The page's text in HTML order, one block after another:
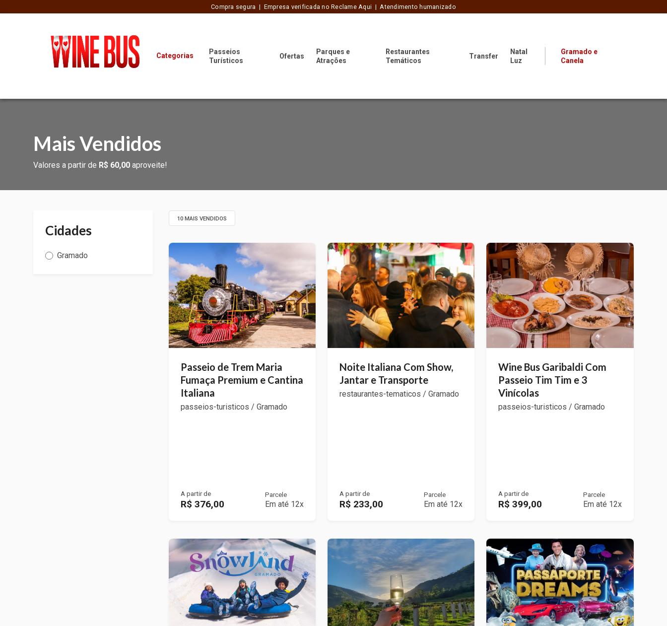
Compra segura | Empresa verificada no Reclame Aqui | Atendimento humanizado
Categorias
Passeios
Turísticos
Ofertas
Parques e
Atrações
Restaurantes
Temáticos
Transfer
Natal
Luz
Gramado e
Canela
Mais Vendidos
Valores a partir de R$ 60,00 aproveite!
Cidades
Gramado
10 MAIS VENDIDOS
Passeio de Trem Maria
Fumaça Premium e Cantina
Italiana
passeios-turisticos / Gramado
A partir de
R$ 376,00
Parcele
Em até 12x
Noite Italiana Com Show,
Jantar e Transporte
restaurantes-tematicos / Gramado
A partir de
R$ 233,00
Parcele
Em até 12x
Wine Bus Garibaldi Com
Passeio Tim Tim e 3
Vinícolas
passeios-turisticos / Gramado
A partir de
R$ 399,00
Parcele
Em até 12x